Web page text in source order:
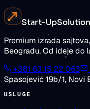
Zatražite procenu
Start-UpSolution
Premium izrada
Beogradu. Od ideje do
+381 63 15 22 063
Spasojević 19b/1, Novi
USLUGE